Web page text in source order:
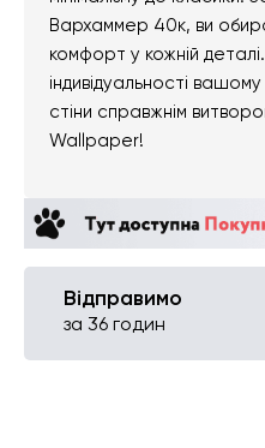
Вархаммер 40к, ви
комфорт у кожній
індивідуальності
стіни справжнім
Wallpaper!
Відправимо
за 36 годин